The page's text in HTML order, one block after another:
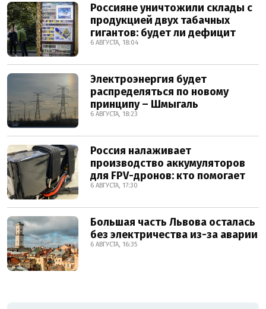
Россияне уничтожили склады с
продукцией двух табачных
гигантов: будет ли дефицит
6 АВГУСТА, 18:04
Электроэнергия будет
распределяться по новому
принципу – Шмыгаль
6 АВГУСТА, 18:23
Россия налаживает
производство аккумуляторов
для FPV-дронов: кто помогает
6 АВГУСТА, 17:30
Большая часть Львова осталась
без электричества из-за аварии
6 АВГУСТА, 16:35